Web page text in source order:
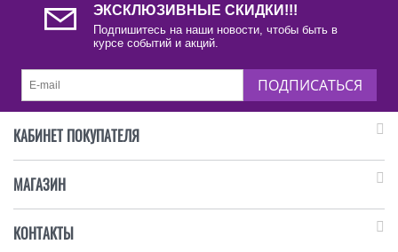
ЭКСКЛЮЗИВНЫЕ СКИДКИ!!!
Подпишитесь на наши новости, чтобы быть в
курсе событий и акций.
ПОДПИСАТЬСЯ
КАБИНЕТ ПОКУПАТЕЛЯ
МАГАЗИН
КОНТАКТЫ